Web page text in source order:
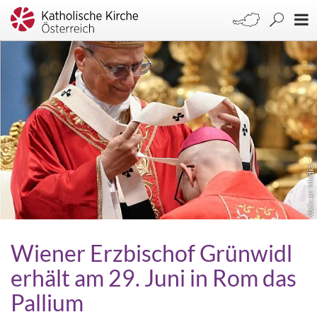
Vatican Media
Wiener Erzbischof Grünwidl
erhält am 29. Juni in Rom das
Pallium